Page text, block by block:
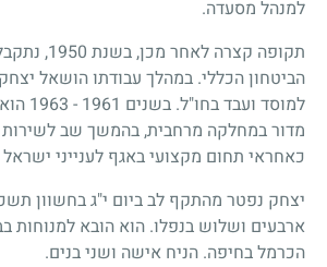
למנהל מסעדה.
תקופה קצרה
הביטחון הכללי. במהלך עבודתו הושאל
למוסד
כאחראי תחום מקצועי באגף לענייני ישראל
יצחק נפטר מהתקף לב ביום י"ג בחשוון
ארבעים ושלוש בנפלו. הוא הובא למנוחות
הכרמל בחיפה. הניח אישה ושני בנים.